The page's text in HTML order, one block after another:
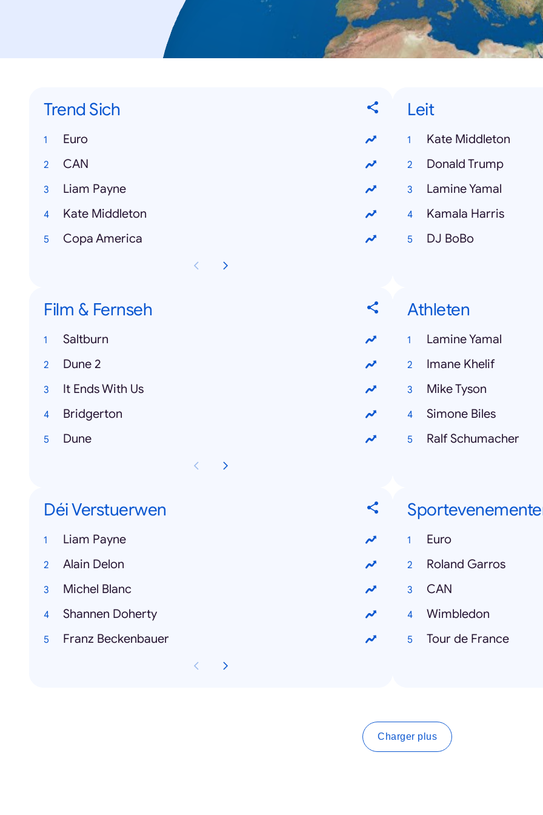
Trend Sich
Euro
CAN
Liam Payne
Kate Middleton
Copa America
Leit
Kate Middleton
Donald Trump
Lamine Yamal
Kamala Harris
DJ BoBo
Film & Fernseh
Saltburn
Dune 2
It Ends With Us
Bridgerton
Dune
Athleten
Lamine Yamal
Imane Khelif
Mike Tyson
Simone Biles
Ralf Schumacher
Déi Verstuerwen
Liam Payne
Alain Delon
Michel Blanc
Shannen Doherty
Franz Beckenbauer
Euro
Roland Garros
CAN
Wimbledon
Tour de France
Charger plus